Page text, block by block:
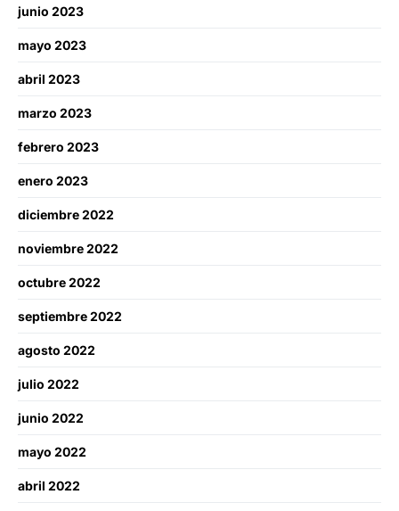
junio 2023
mayo 2023
abril 2023
marzo 2023
febrero 2023
enero 2023
diciembre 2022
noviembre 2022
octubre 2022
septiembre 2022
agosto 2022
julio 2022
junio 2022
mayo 2022
abril 2022